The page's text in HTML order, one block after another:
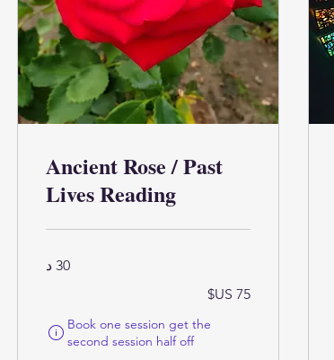
تُحسب أهلية الطلب وسعره النهائي عند إتمام عملية الشراء
Ancient Rose / Past
Lives Reading
30 د
دولار
Book one session get the
second session half off
تُحسب